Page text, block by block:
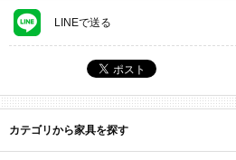
LINEで送る
カテゴリから家具を探す